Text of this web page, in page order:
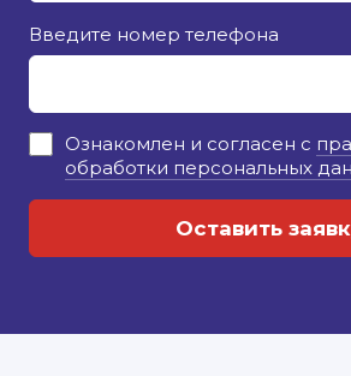
Введите номер телефона
Ознакомлен и согласен с
обработки персональных